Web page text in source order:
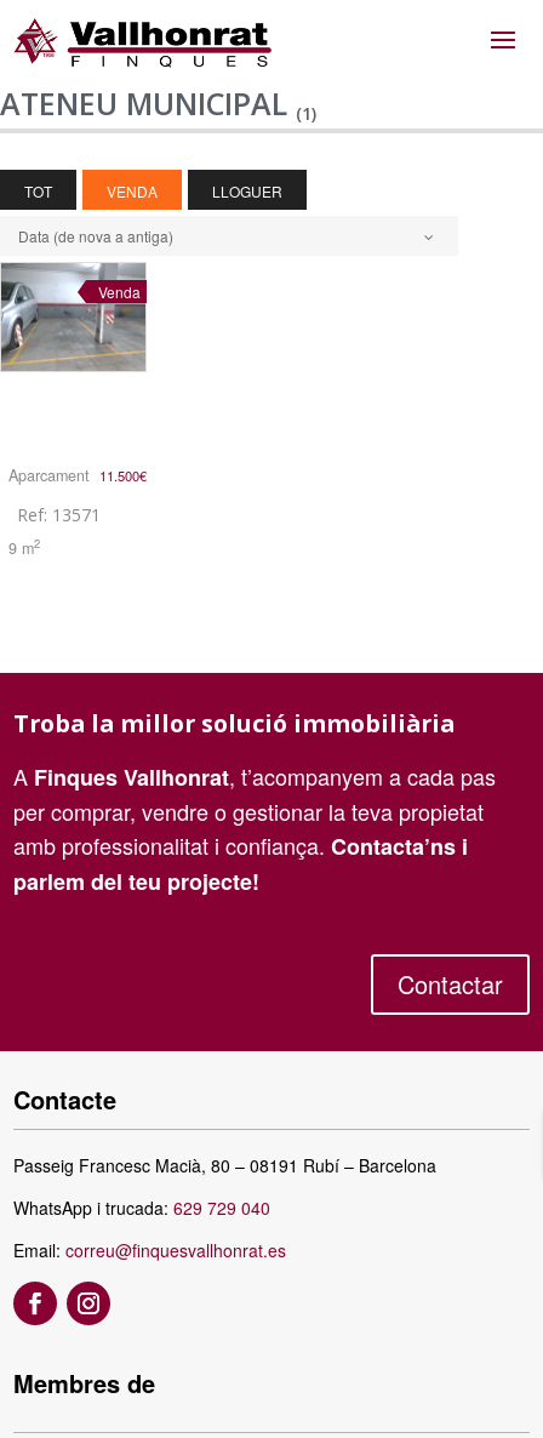
ATENEU MUNICIPAL (1)
TOT VENDA LLOGUER
Data (de nova a antiga)
Venda
Aparcament 11.500€
Ref: 13571
9 m2
Troba la millor solució immobiliària
A Finques Vallhonrat, t’acompanyem a cada pas
per comprar, vendre o gestionar la teva propietat
amb professionalitat i confiança.Contacta’ns i
parlem del teu projecte!
Contactar
Contacte
Passeig Francesc Macià, 80 – 08191 Rubí – Barcelona
WhatsApp i trucada:629 729 040
Email:correu@finquesvallhonrat.es
Membres de